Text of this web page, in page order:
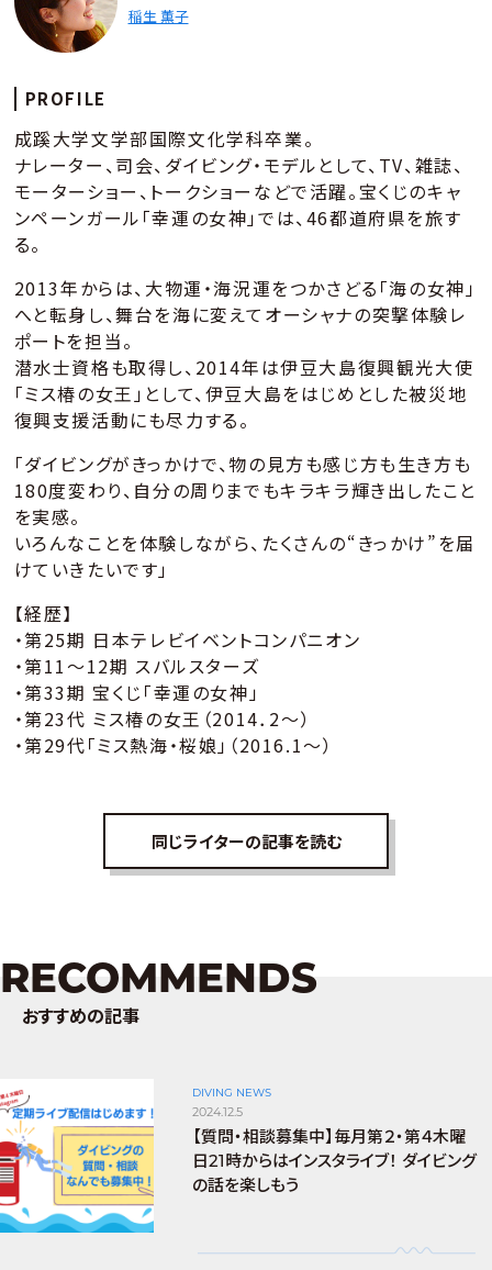
稲生 薫子
PROFILE
成蹊大学文学部国際文化学科卒業。
ナレーター、司会、ダイビング・モデルとして、TV、雑誌、
モーターショー、トークショーなどで活躍。宝くじのキャ
ンペーンガール「幸運の女神」では、46都道府県を旅す
る。
2013年からは、大物運・海況運をつかさどる「海の女神」
へと転身し、舞台を海に変えてオーシャナの突撃体験レ
ポートを担当。
潜水士資格も取得し、2014年は伊豆大島復興観光大使
「ミス椿の女王」として、伊豆大島をはじめとした被災地
復興支援活動にも尽力する。
「ダイビングがきっかけで、物の見方も感じ方も生き方も
180度変わり、自分の周りまでもキラキラ輝き出したこと
を実感。
いろんなことを体験しながら、たくさんの“きっかけ”を届
けていきたいです」
【経歴】
・第25期 日本テレビイベントコンパニオン
・第11～12期 スバルスターズ
・第33期 宝くじ「幸運の女神」
・第23代 ミス椿の女王（2014．2～）
・第29代「ミス熱海・桜娘」（2016.1～）
同じライターの記事を読む
RECOMMENDS
おすすめの記事
DIVING NEWS
2024.12.5
【質問・相談募集中】毎月第２・第４木曜
日21時からはインスタライブ！ ダイビング
の話を楽しもう